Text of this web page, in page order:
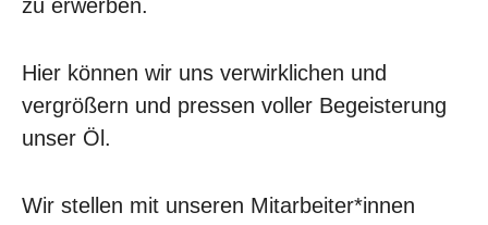
zu erwerben.
Hier können wir uns verwirklichen und
vergrößern und pressen voller Begeisterung
unser Öl.
Wir stellen mit unseren Mitarbeiter*innen